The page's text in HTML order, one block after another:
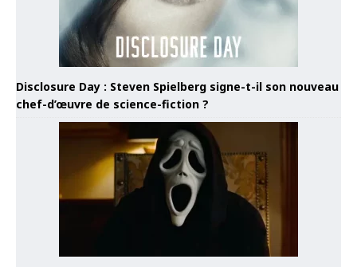
Disclosure Day : Steven Spielberg signe-t-il son nouveau
chef-d’œuvre de science-fiction ?